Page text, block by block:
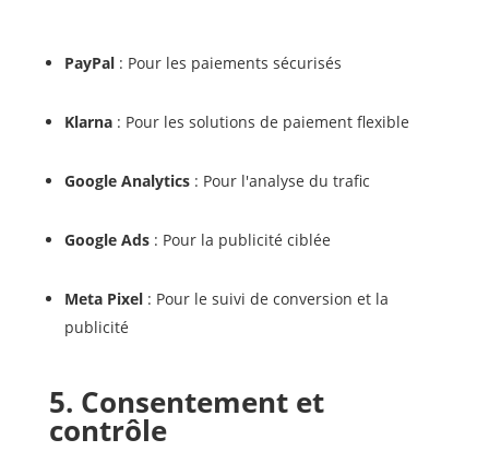
PayPal: Pour les paiements sécurisés
Klarna: Pour les solutions de paiement flexible
Google Analytics: Pour l'analyse du trafic
Google Ads: Pour la publicité ciblée
Meta Pixel: Pour le suivi de conversion et la
publicité
5. Consentement et
contrôle